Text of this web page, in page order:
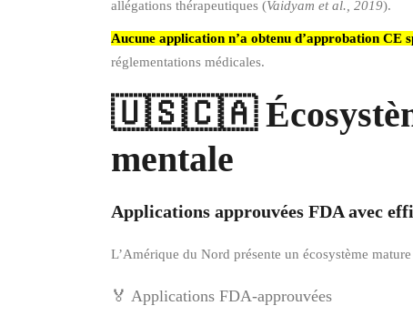
allégations thérapeutiques (Vaidyam et al., 2019).
Aucune application n’a obtenu d’approbation CE
réglementations médicales.
🇺🇸🇨🇦
mentale
Applications approuvées FDA avec
L’Amérique du Nord présente un écosystème mature
🏅 Applications FDA-approuvées